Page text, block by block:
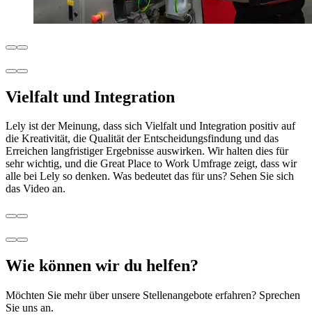
Vielfalt und Integration
Lely ist der Meinung, dass sich Vielfalt und Integration positiv auf
die Kreativität, die Qualität der Entscheidungsfindung und das
Erreichen langfristiger Ergebnisse auswirken. Wir halten dies für
sehr wichtig, und die Great Place to Work Umfrage zeigt, dass wir
alle bei Lely so denken. Was bedeutet das für uns? Sehen Sie sich
das Video an.
Wie können wir du helfen?
Möchten Sie mehr über unsere Stellenangebote erfahren? Sprechen
Sie uns an.